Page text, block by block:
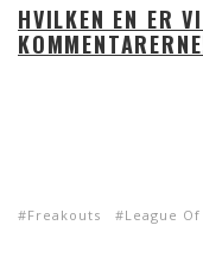
HVILKEN EN ER
Freakouts League